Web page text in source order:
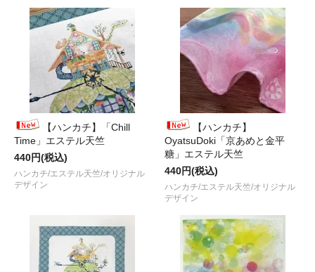
【ハンカチ】「Chill
Time」エステル天竺
440円(税込)
ハンカチ/エステル天竺/オリジナル
デザイン
【ハンカチ】
OyatsuDoki「京あめと金平
糖」エステル天竺
440円(税込)
ハンカチ/エステル天竺/オリジナル
デザイン